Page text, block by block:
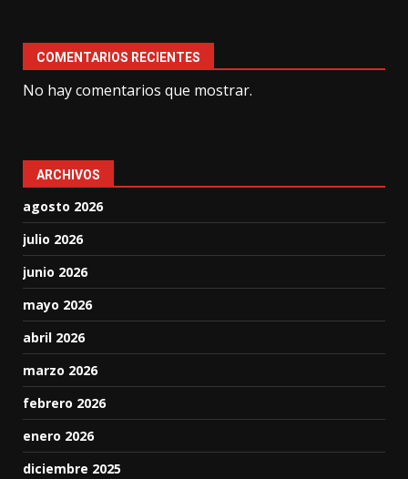
COMENTARIOS RECIENTES
No hay comentarios que mostrar.
ARCHIVOS
agosto 2026
julio 2026
junio 2026
mayo 2026
abril 2026
marzo 2026
febrero 2026
enero 2026
diciembre 2025